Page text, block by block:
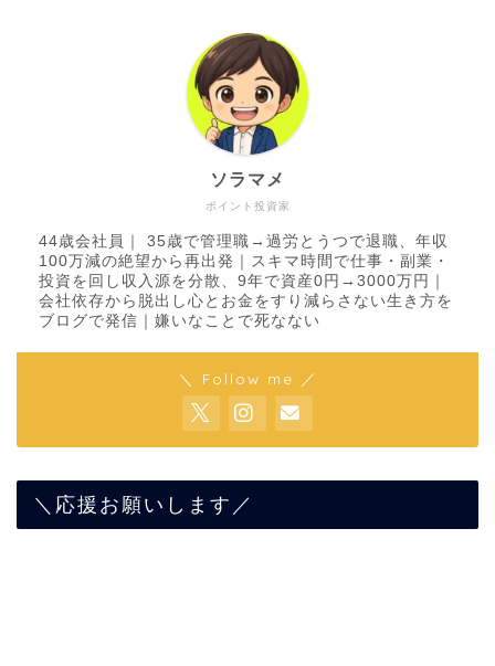
ポイント投資家
ソラマメ
44歳会社員｜ 35歳で管理職→過労とうつで退職、年収
100万減の絶望から再出発｜スキマ時間で仕事・副業・
投資を回し収入源を分散、9年で資産0円→3000万円｜
会社依存から脱出し心とお金をすり減らさない生き方を
ブログで発信｜嫌いなことで死なない
＼ Follow me ／
＼応援お願いします／